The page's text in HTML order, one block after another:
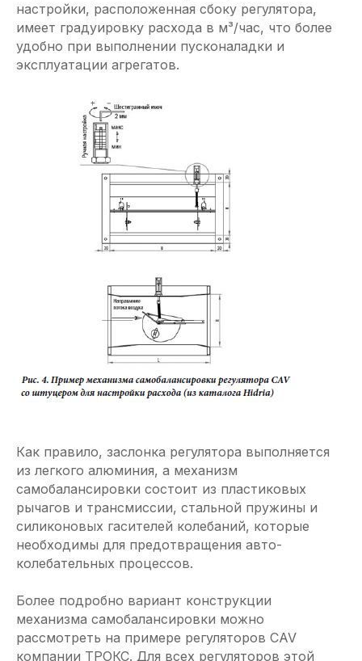
настройки, расположенная сбоку регулятора,
имеет градуировку расхода в м³/час, что более
удобно при выполнении пусконаладки и
эксплуатации агрегатов.
Как правило, заслонка регулятора выполняется
из легкого алюминия, а механизм
самобалансировки состоит из пластиковых
рычагов и трансмиссии, стальной пружины и
силиконовых гасителей колебаний, которые
необходимы для предотвращения авто­
колебательных процессов.
Более подробно вариант конструкции
механизма самобалансировки можно
рассмотреть на примере регуляторов CAV
компании ТРОКС. Для всех регуляторов этой